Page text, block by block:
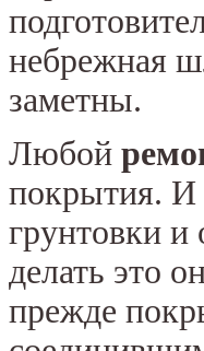
небрежная
заметны.
Любой
покрытия. И
грунтовки и
делать это
прежде